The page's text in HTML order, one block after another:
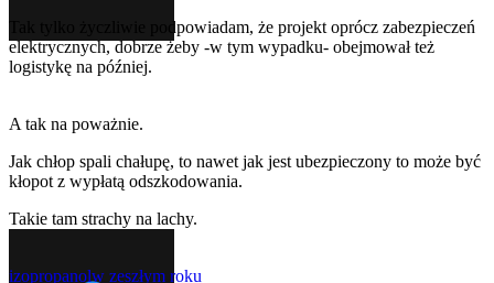
Tak tylko życzliwie podpowiadam, że projekt oprócz zabezpieczeń
elektrycznych, dobrze żeby -w tym wypadku- obejmował też
logistykę na później.
A tak na poważnie.
Jak chłop spali chałupę, to nawet jak jest ubezpieczony to może być
kłopot z wypłatą odszkodowania.
Takie tam strachy na lachy.
izopropanolw zeszłym roku